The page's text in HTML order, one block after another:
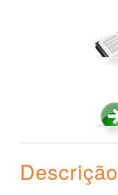
Descrição